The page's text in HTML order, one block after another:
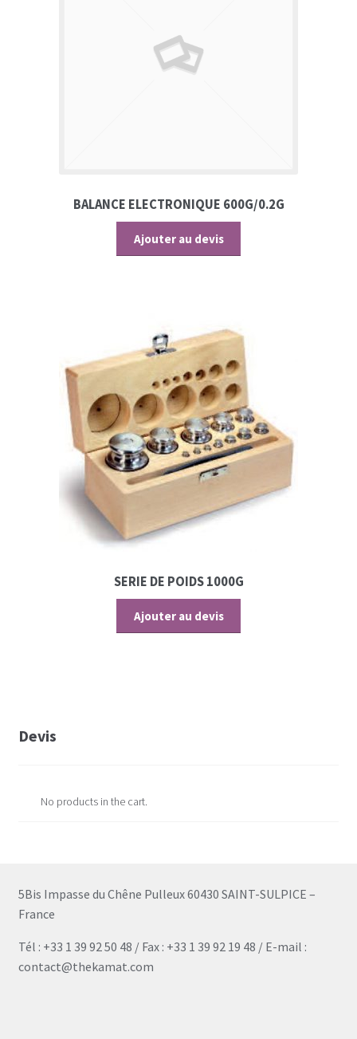
BALANCE ELECTRONIQUE 600G/0.2G
Ajouter au devis
SERIE DE POIDS 1000G
Ajouter au devis
Devis
No products in the cart.
5Bis Impasse du Chêne Pulleux 60430 SAINT-SULPICE –
France
Tél : +33 1 39 92 50 48 / Fax : +33 1 39 92 19 48 / E-mail :
contact@thekamat.com